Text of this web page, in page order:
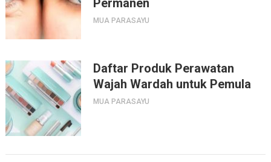
MUA PARASAYU
Daftar Produk Perawatan
Wajah Wardah untuk Pemula
MUA PARASAYU